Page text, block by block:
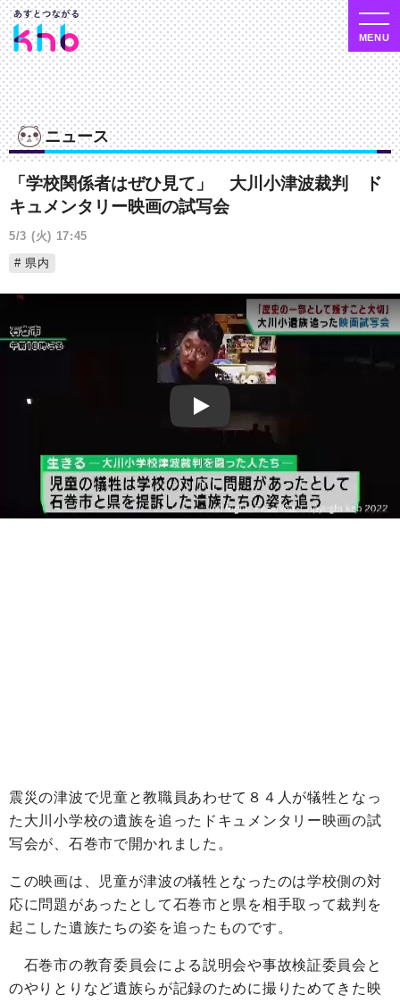
ニュース
「学校関係者はぜひ見て」 大川小津波裁判 ド
キュメンタリー映画の試写会
5/3 (火) 17:45
県内
Play
震災の津波で児童と教職員あわせて８４人が犠牲となっ
た大川小学校の遺族を追ったドキュメンタリー映画の試
写会が、石巻市で開かれました。
この映画は、児童が津波の犠牲となったのは学校側の対
応に問題があったとして石巻市と県を相手取って裁判を
起こした遺族たちの姿を追ったものです。
石巻市の教育委員会による説明会や事故検証委員会と
のやりとりなど遺族らが記録のために撮りためてきた映